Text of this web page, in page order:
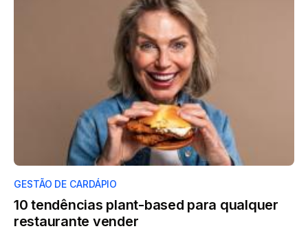
GESTÃO DE CARDÁPIO
10 tendências plant-based para qualquer
restaurante vender